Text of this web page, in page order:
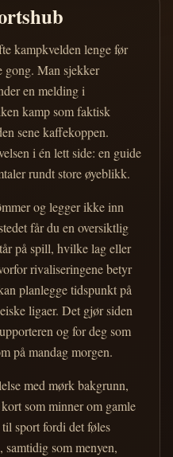
kampkvelden lenge før
gong. Man sjekker
en melding i
kamp som faktisk
sene kaffekoppen.
i én lett side: en guide
rundt store øyeblikk.
og legger ikke inn
får du en oversiktlig
på spill, hvilke lag eller
rivaliseringene betyr
planlegge tidspunkt på
ligaer. Det gjør siden
og for deg som
på mandag morgen.
med mørk bakgrunn,
som minner om gamle
sport fordi det føles
som menyen,